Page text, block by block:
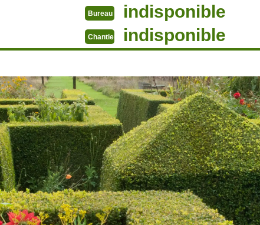
Bureau indisponible
Chantier indisponible